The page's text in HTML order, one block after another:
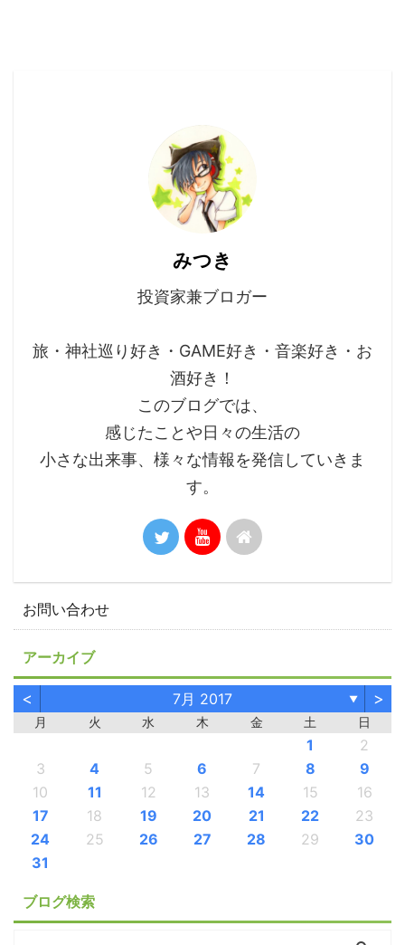
みつき
投資家兼ブロガー
旅・神社巡り好き・GAME好き・音楽好き・お
酒好き！
このブログでは、
感じたことや日々の生活の
小さな出来事、様々な情報を発信していきま
す。
お問い合わせ
アーカイブ
< 7月 2017 ▼ >
月 火 水 木 金 土 日
1
2
3
4 5 6 7 8
9
10
11 12 13 14 15
16
17
18 19 20 21 22
23
24
25 26 27 28 29
30
31
ブログ検索